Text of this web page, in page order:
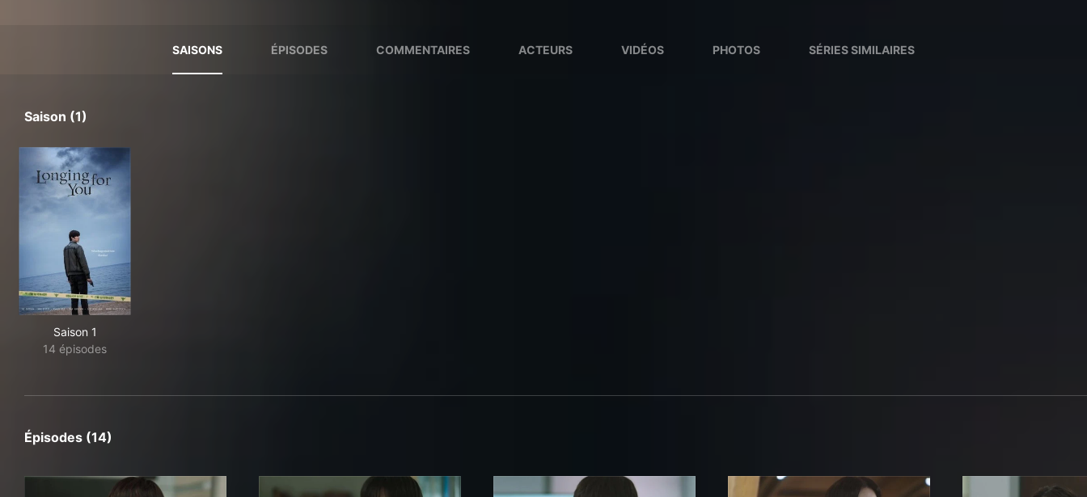
SAISONS ÉPISODES COMMENTAIRES ACTEURS VIDÉOS PHOTOS SÉRIES SIMILAIRES
Saison (1)
Saison 1
14 épisodes
Épisodes (14)